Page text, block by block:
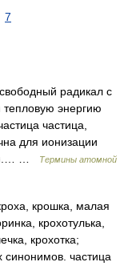
7
радикал с
тепловую энергию
частица,
для ионизации
…
Термины атомной
крошка, малая
крохотулька,
крохотка;
синонимов. частица